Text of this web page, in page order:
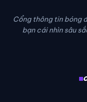
Cổng thông tin bóng
bạn cái nhìn sâu